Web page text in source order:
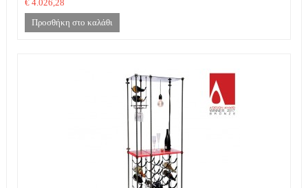
€ 4.026,28
Προσθήκη στο καλάθι